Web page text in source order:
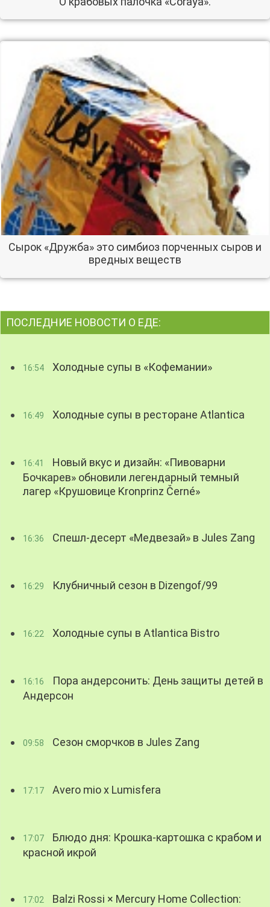
Сырок «Дружба» это симбиоз порченных сыров и
вредных веществ
ПОСЛЕДНИЕ НОВОСТИ О ЕДЕ:
16:54 Холодные супы в «Кофемании»
16:49 Холодные супы в ресторане Atlantica
16:41
Новый вкус и дизайн: «Пивоварни
Бочкарев» обновили легендарный темный
лагер «Крушовице Kronprinz Černé»
16:36 Спешл-десерт «Медвезай» в Jules Zang
16:29 Клубничный сезон в Dizengof/99
16:22 Холодные супы в Atlantica Bistro
16:16
Пора андерсонить: День защиты детей в
Андерсон
09:58 Сезон сморчков в Jules Zang
17:17 Avero mio x Lumisfera
17:07
Блюдо дня: Крошка-картошка с крабом и
красной икрой
17:02
Balzi Rossi × Mercury Home Collection: